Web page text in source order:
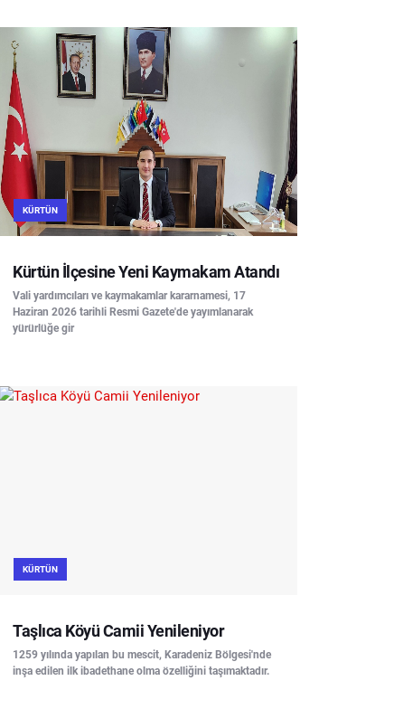
KÜRTÜN
Kürtün İlçesine Yeni Kaymakam Atandı
Vali yardımcıları ve kaymakamlar kararnamesi, 17
Haziran 2026 tarihli Resmi Gazete'de yayımlanarak
yürürlüğe gir
KÜRTÜN
Taşlıca Köyü Camii Yenileniyor
1259 yılında yapılan bu mescit, Karadeniz Bölgesi'nde
inşa edilen ilk ibadethane olma özelliğini taşımaktadır.